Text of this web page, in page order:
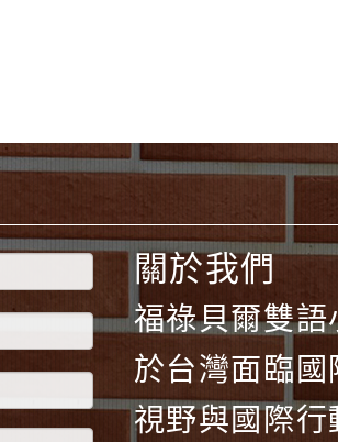
關於我們
福祿貝爾雙
於台灣面臨
視野與國際